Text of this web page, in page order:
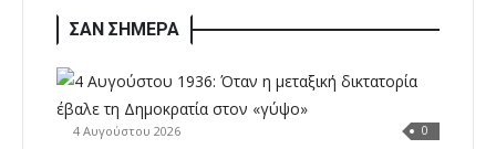
ΣΑΝ ΣΗΜΕΡΑ
4 Αυγούστου 2026 0